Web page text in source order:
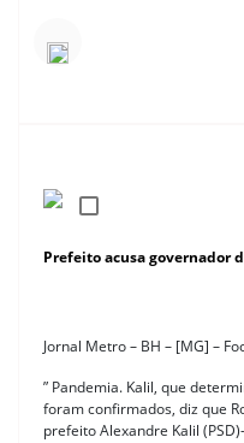
Prefeito acusa governador
Jornal Metro – BH – [MG] –
” Pandemia. Kalil, que
foram confirmados, diz que
prefeito Alexandre Kalil